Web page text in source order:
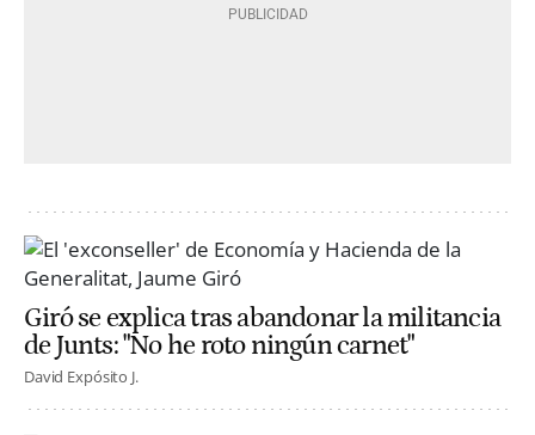
Giró se explica tras abandonar la militancia
de Junts: "No he roto ningún carnet"
David Expósito J.